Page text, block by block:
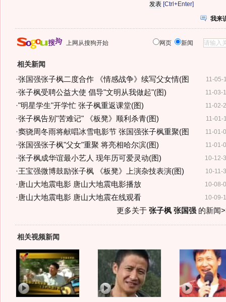
[Ctrl+Enter]
我来
上网从搜狗开始 网页 新闻
相关新闻
11-05-
·张国强张子枫二度合作 《情感战争》续写父女情(图
11-03-
·张子枫受聘公益大使 倡导"文明从我做起"(图)
11-02-
·"明星学生"开学忙 张子枫重返课堂(图)
11-01-
·张子枫告别"苦难记" 《板凳》顺利杀青(图)
11-01-
·窦骁周冬雨将献唱冰雪电影节 张国强张子枫重聚(图
11-01-
·张国强张子枫"父女"重聚 将亮相哈尔滨(图)
10-12-
·张子枫成华谊最小艺人 现年历可爱灵动(图)
10-11-
·王宝强微博鼓励张子枫 《板凳》上演杂技表演(图)
10-08-
·唐山大地震电影 唐山大地震电影播放
10-09-
·唐山大地震电影 唐山大地震在线观看
更多关于 张子枫 张国强的新闻
相关视频新闻